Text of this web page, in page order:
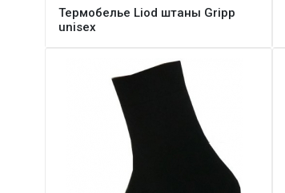
Термобелье Liod штаны Gripp
unisex